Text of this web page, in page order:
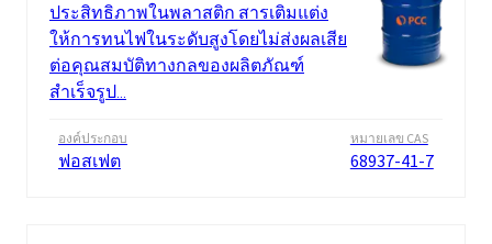
ประสิทธิภาพในพลาสติก สารเติมแต่ง
ให้การทนไฟในระดับสูงโดยไม่ส่งผลเสีย
ต่อคุณสมบัติทางกลของผลิตภัณฑ์
สำเร็จรูป...
องค์ประกอบ
ฟอสเฟต
หมายเลข CAS
68937-41-7